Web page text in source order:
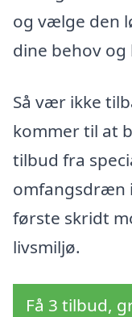
og vælge den
dine behov og
Så vær ikke
kommer til at
tilbud fra
omfangsdræn
første skridt
livsmiljø.
Få 3 tilbud,